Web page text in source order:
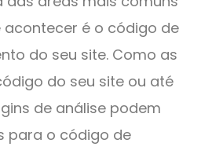
acontecer é o código de
do seu site. Como as
do seu site ou até
de análise podem
para o código de